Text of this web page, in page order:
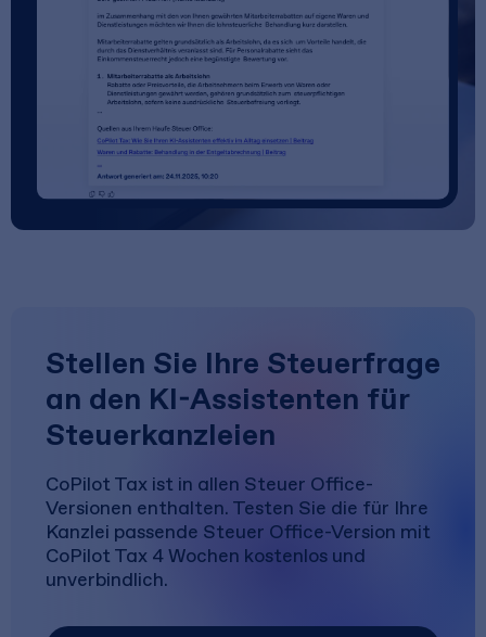
Stellen Sie Ihre Steuerfrage
an den KI-Assistenten für
Steuerkanzleien
CoPilot Tax ist in allen Steuer Office-
Versionen enthalten. Testen Sie die für Ihre
Kanzlei passende Steuer Office-Version mit
CoPilot Tax 4 Wochen kostenlos und
unverbindlich.